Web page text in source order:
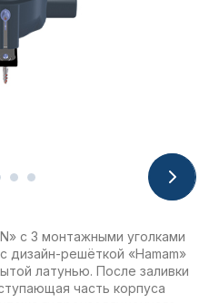
с 3 монтажными уголками
дизайн-решёткой «Hamam»
латунью. После заливки
часть корпуса